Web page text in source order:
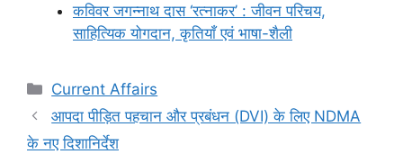
कविवर जगन्नाथ दास ‘रत्नाकर’ : जीवन परिचय,
साहित्यिक योगदान, कृतियाँ एवं भाषा-शैली
Categories
Current Affairs
आपदा पीड़ित पहचान और प्रबंधन (DVI) के लिए NDMA
के नए दिशानिर्देश